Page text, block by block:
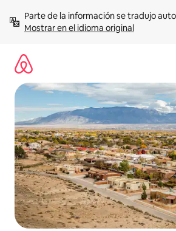
contenidoMostrar en el idioma original